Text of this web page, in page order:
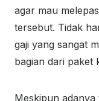
agar mau
tersebut. Tidak
gaji yang sangat
bagian dari paket
Meskipun